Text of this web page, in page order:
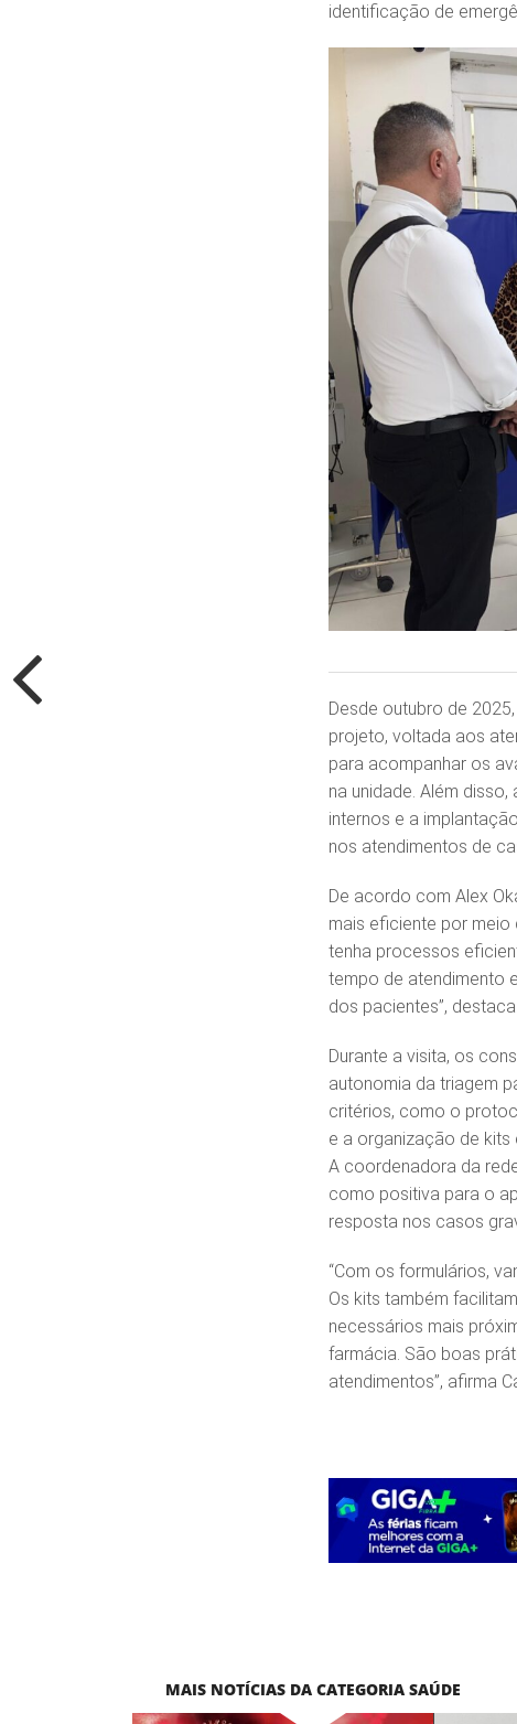
identificação de
Desde outubro de
projeto, voltada aos
para acompanhar os
na unidade. Além
internos e a
nos atendimentos de
De acordo com Alex
mais eficiente por meio
tenha processos
tempo de atendimento
dos pacientes”, destaca.
Durante a visita, os
autonomia da triagem
critérios, como o
e a organização de kits
A coordenadora da
como positiva para o
resposta nos casos
“Com os formulários,
Os kits também
necessários mais
farmácia. São boas
atendimentos”, afirma
MAIS NOTÍCIAS DA CATEGORIA SAÚDE